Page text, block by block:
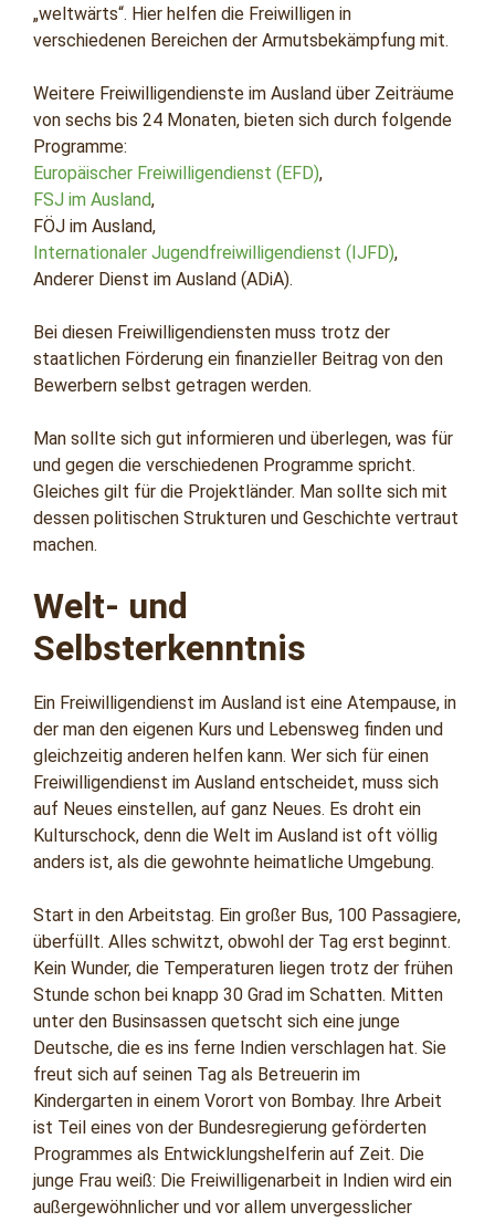
„weltwärts“. Hier helfen die Freiwilligen in
verschiedenen Bereichen der Armutsbekämpfung mit.
Weitere Freiwilligendienste im Ausland über Zeiträume
von sechs bis 24 Monaten, bieten sich durch folgende
Programme:
Europäischer Freiwilligendienst (EFD),
FSJ im Ausland,
FÖJ im Ausland,
Internationaler Jugendfreiwilligendienst (IJFD),
Anderer Dienst im Ausland (ADiA).
Bei diesen Freiwilligendiensten muss trotz der
staatlichen Förderung ein finanzieller Beitrag von den
Bewerbern selbst getragen werden.
Man sollte sich gut informieren und überlegen, was für
und gegen die verschiedenen Programme spricht.
Gleiches gilt für die Projektländer. Man sollte sich mit
dessen politischen Strukturen und Geschichte vertraut
machen.
Welt- und
Selbsterkenntnis
Ein Freiwilligendienst im Ausland ist eine Atempause, in
der man den eigenen Kurs und Lebensweg finden und
gleichzeitig anderen helfen kann. Wer sich für einen
Freiwilligendienst im Ausland entscheidet, muss sich
auf Neues einstellen, auf ganz Neues. Es droht ein
Kulturschock, denn die Welt im Ausland ist oft völlig
anders ist, als die gewohnte heimatliche Umgebung.
Start in den Arbeitstag. Ein großer Bus, 100 Passagiere,
überfüllt. Alles schwitzt, obwohl der Tag erst beginnt.
Kein Wunder, die Temperaturen liegen trotz der frühen
Stunde schon bei knapp 30 Grad im Schatten. Mitten
unter den Businsassen quetscht sich eine junge
Deutsche, die es ins ferne Indien verschlagen hat. Sie
freut sich auf seinen Tag als Betreuerin im
Kindergarten in einem Vorort von Bombay. Ihre Arbeit
ist Teil eines von der Bundesregierung geförderten
Programmes als Entwicklungshelferin auf Zeit. Die
junge Frau weiß: Die Freiwilligenarbeit in Indien wird ein
außergewöhnlicher und vor allem unvergesslicher